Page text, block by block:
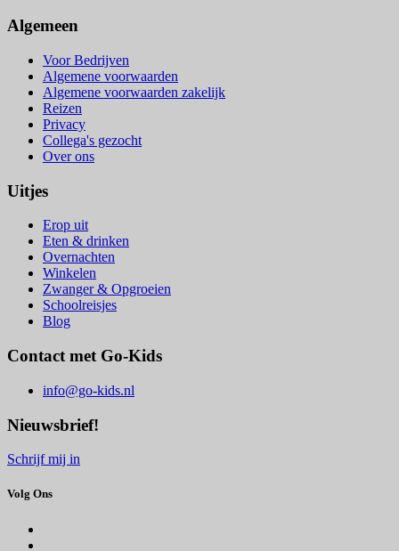
Algemeen
Voor Bedrijven
Algemene voorwaarden
Algemene voorwaarden zakelijk
Reizen
Privacy
Collega's gezocht
Over ons
Uitjes
Erop uit
Eten & drinken
Overnachten
Winkelen
Zwanger & Opgroeien
Schoolreisjes
Blog
Contact met Go-Kids
info@go-kids.nl
Nieuwsbrief!
Schrijf mij in
Volg Ons